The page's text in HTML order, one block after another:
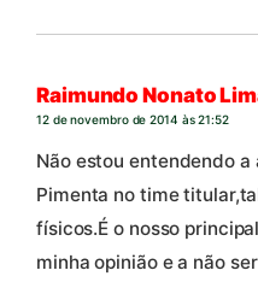
Raimundo Nonato
12 de novembro de 2014 às 21:52
Não estou entendendo
Pimenta no time
físicos.É o nosso
minha opinião e a não